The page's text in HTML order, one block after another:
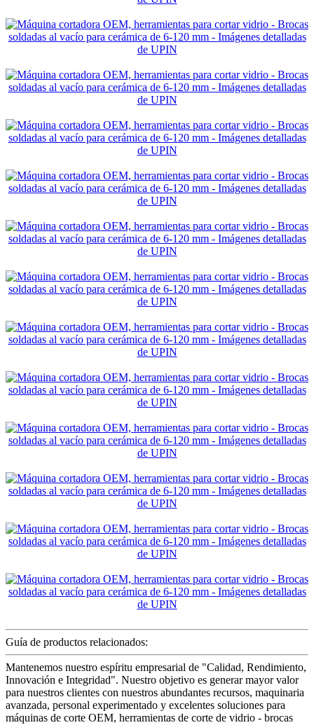
Guía de productos relacionados:
Mantenemos nuestro espíritu empresarial de "Calidad, Rendimiento,
Innovación e Integridad". Nuestro objetivo es generar mayor valor
para nuestros clientes con nuestros abundantes recursos, maquinaria
avanzada, personal experimentado y excelentes soluciones para
máquinas de corte OEM, herramientas de corte de vidrio - brocas